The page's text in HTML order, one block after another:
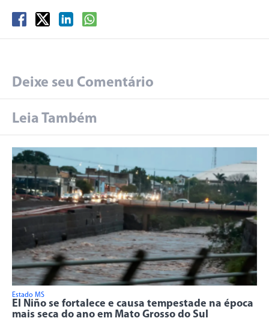
Deixe seu Comentário
Leia Também
Estado MS
El Niño se fortalece e causa tempestade na época
mais seca do ano em Mato Grosso do Sul